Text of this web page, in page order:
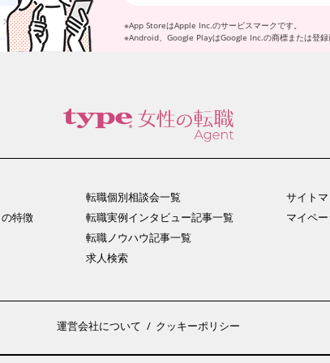
※App StoreはApple Inc.のサービスマークです。
※Android、Google PlayはGoogle Inc.の商標または登録
の特徴
転職個別相談会一覧
転職実例インタビュー記事一覧
転職ノウハウ記事一覧
求人検索
サイト
マイペ
運営会社について クッキーポリシー